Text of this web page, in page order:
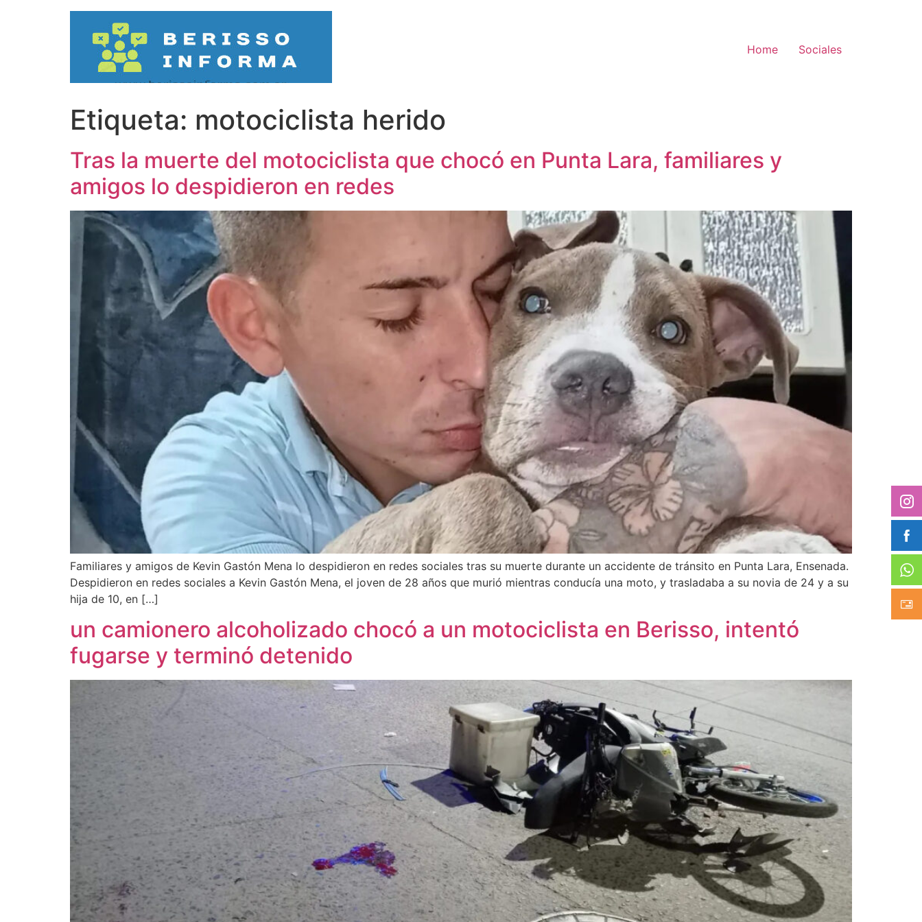
Home Sociales
Etiqueta: motociclista herido
Tras la muerte del motociclista que chocó en Punta Lara, familiares y
amigos lo despidieron en redes
Familiares y amigos de Kevin Gastón Mena lo despidieron en redes sociales tras su muerte durante un accidente de tránsito en Punta Lara, Ensenada.
Despidieron en redes sociales a Kevin Gastón Mena, el joven de 28 años que murió mientras conducía una moto, y trasladaba a su novia de 24 y a su
hija de 10, en […]
un camionero alcoholizado chocó a un motociclista en Berisso, intentó
fugarse y terminó detenido